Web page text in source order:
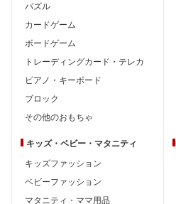
パズル
カードゲーム
ボードゲーム
トレーディングカード・テレカ
ピアノ・キーボード
ブロック
その他のおもちゃ
キッズ・ベビー・ マタニティ
キッズファッション
ベビーファッション
マタニティ・ママ用品